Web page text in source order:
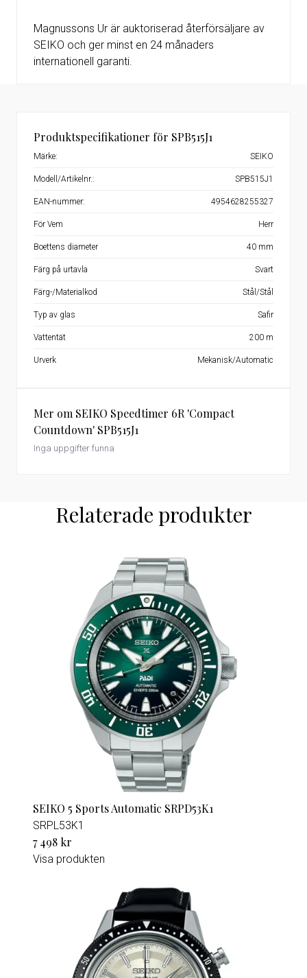
Magnussons Ur är auktoriserad återförsäljare av
SEIKO och ger minst en 24 månaders
internationell garanti.
Mer om SEIKO Speedtimer 6R 'Compact
Countdown' SPB515J1
Inga uppgifter funna
Produktspecifikationer för SPB515J1
Märke: SEIKO
Modell/Artikelnr.: SPB515J1
EAN-nummer: 4954628255327
För Vem Herr
Boettens diameter 40 mm
Färg på urtavla Svart
Färg-/Materialkod Stål/Stål
Typ av glas Safir
Vattentät 200 m
Urverk Mekanisk/Automatic
Relaterade produkter
SEIKO 5 Sports Automatic SRPD53K1
SRPL53K1
7 498 kr
Visa produkten